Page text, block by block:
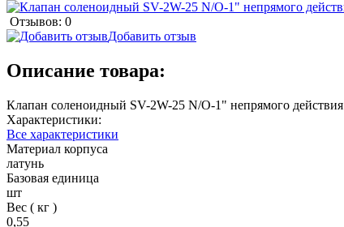
Отзывов: 0
Добавить отзыв
Описание товара:
Клапан соленоидный SV-2W-25 N/O-1" непрямого действия
Характеристики:
Все характеристики
Материал корпуса
латунь
Базовая единица
шт
Вес ( кг )
0,55